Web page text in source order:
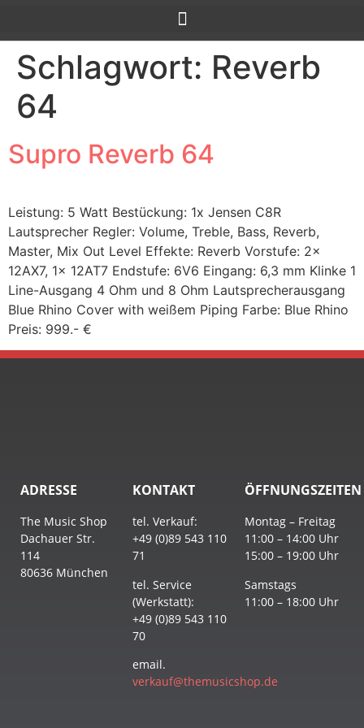
Schlagwort: Reverb
64
Supro Reverb 64
Leistung: 5 Watt Bestückung: 1x Jensen C8R
Lautsprecher Regler: Volume, Treble, Bass, Reverb,
Master, Mix Out Level Effekte: Reverb Vorstufe: 2x
12AX7, 1x 12AT7 Endstufe: 6V6 Eingang: 6,3 mm Klinke 1
Line-Ausgang 4 Ohm und 8 Ohm Lautsprecherausgang
Blue Rhino Cover with weißem Piping Farbe: Blue Rhino
Preis: 999.- €
ADRESSE
The Music Shop
Dachauer Str.
114
80636 München
KONTAKT
tel. Verkauf:
+49 (0)89 543 110
71
tel. Service
(Werkstatt):
+49 (0)89 543 110
70
email.
verkauf@themusicshop.de
ÖFFNUNGSZEITEN
Montag – Freitag
11:00 – 14:00 Uhr
15:00 – 19:00 Uhr
Samstags
11:00 – 18:00 Uhr